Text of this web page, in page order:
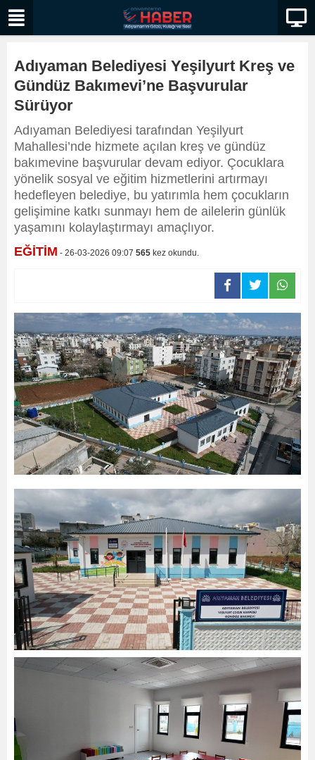
Adıyaman Belediyesi Yeşilyurt Kreş ve
Gündüz Bakımevi’ne Başvurular
Sürüyor
Adıyaman Belediyesi tarafından Yeşilyurt
Mahallesi’nde hizmete açılan kreş ve gündüz
bakımevine başvurular devam ediyor. Çocuklara
yönelik sosyal ve eğitim hizmetlerini artırmayı
hedefleyen belediye, bu yatırımla hem çocukların
gelişimine katkı sunmayı hem de ailelerin günlük
yaşamını kolaylaştırmayı amaçlıyor.
EĞİTİM - 26-03-2026 09:07 565 kez okundu.